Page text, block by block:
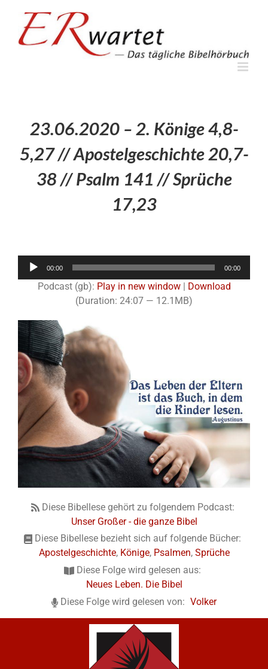
springen
23.06.2020 – 2. Könige 4,8-
5,27 // Apostelgeschichte 20,7-
38 // Psalm 141 // Sprüche
17,23
Audio-
00:00 00:00
Podcast (gb): Play in new window|
Download
(Duration: 24:07 — 12.1MB)
Diese Bibellese gehört zu folgendem Podcast:
Unser Großer - die ganze Bibel
Diese Bibellese bezieht sich auf folgende Bücher:
Apostelgeschichte, Könige, Psalmen, Sprüche
Diese Folge wird gelesen aus:
Neues Leben. Die Bibel
Diese Folge wird gelesen von: Volker